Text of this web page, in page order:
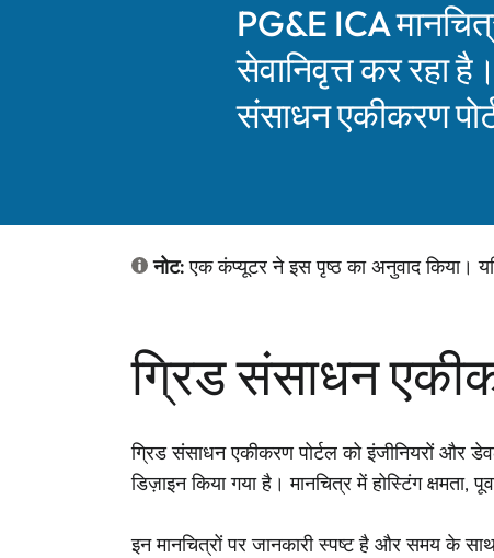
PG&E ICA
सेवानिवृत्त कर रहा
संसाधन एकीकरण
नोट:एक कंप्यूटर ने इस पृष्ठ का अनुवाद किया।
ग्रिड संसाधन
ग्रिड संसाधन एकीकरण पोर्टल को इंजीनियरों और
डिज़ाइन किया गया है। मानचित्र में होस्टिंग
इन मानचित्रों पर जानकारी स्पष्ट है और समय के